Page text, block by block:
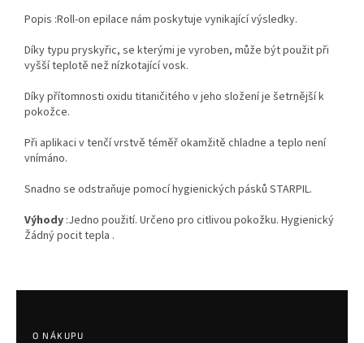
Popis :Roll-on epilace nám poskytuje vynikající výsledky.
Díky typu pryskyřic, se kterými je vyroben, může být použit při
vyšší teplotě než nízkotající vosk.
Díky přítomnosti oxidu titaničitého v jeho složení je šetrnější k
pokožce.
Při aplikaci v tenčí vrstvě téměř okamžitě chladne a teplo není
vnímáno.
Snadno se odstraňuje pomocí hygienických pásků STARPIL.
Výhody :Jedno použití. Určeno pro citlivou pokožku. Hygienický
Žádný pocit tepla .
O NÁKUPU